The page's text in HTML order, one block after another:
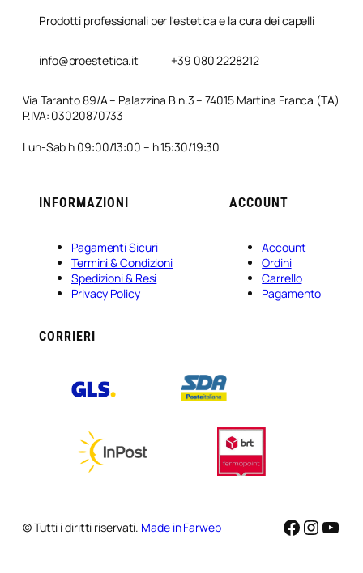
Prodotti professionali per l'estetica e la cura dei capelli
info@proestetica.it +39 080 2228212
Via Taranto 89/A – Palazzina B n.3 – 74015 Martina Franca (TA)
P.IVA: 03020870733
Lun-Sab h 09:00/13:00 – h 15:30/19:30
INFORMAZIONI
Pagamenti Sicuri
Termini & Condizioni
Spedizioni & Resi
Privacy Policy
ACCOUNT
Account
Ordini
Carrello
Pagamento
CORRIERI
© Tutti i diritti riservati. Made in Farweb